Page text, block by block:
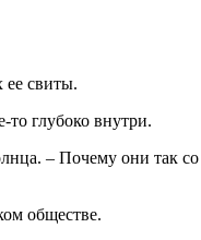
ее свиты.
глубоко внутри.
– Почему они так со
обществе.